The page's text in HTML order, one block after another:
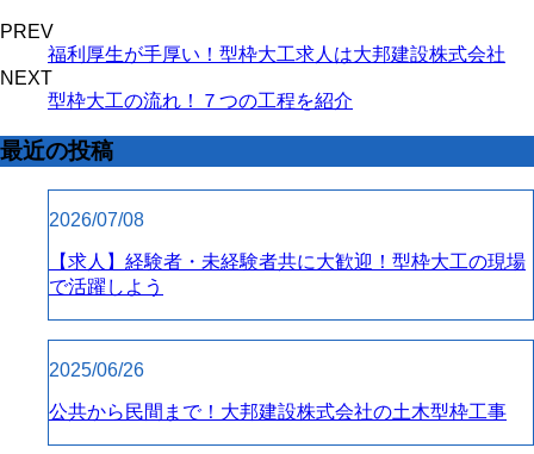
PREV
福利厚生が手厚い！型枠大工求人は大邦建設株式会社
NEXT
型枠大工の流れ！７つの工程を紹介
最近の投稿
2026/07/08
【求人】経験者・未経験者共に大歓迎！型枠大工の現場
で活躍しよう
2025/06/26
公共から民間まで！大邦建設株式会社の土木型枠工事